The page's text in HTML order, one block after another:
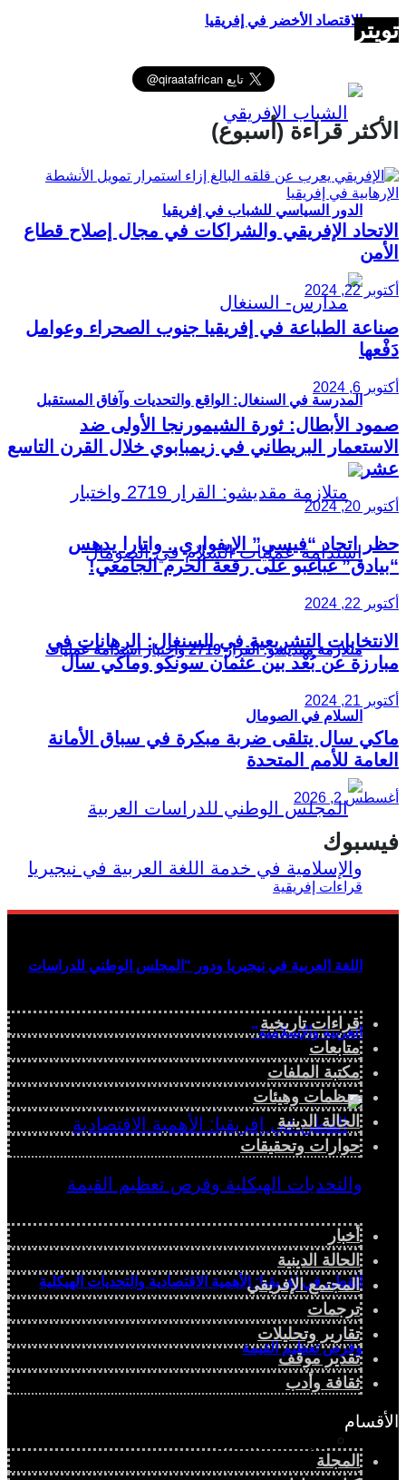
الاقتصاد الأخضر في إفريقيا
الدور السياسي للشباب في إفريقيا
المدرسة في السنغال: الواقع والتحديات وآفاق المستقبل
متلازمة مقديشو: القرار 2719 واختبار استدامة عمليات
السلام في الصومال
اللغة العربية في نيجيريا ودور “المجلس الوطني للدراسات
العربية والإسلامية”
القطن في إفريقيا: الأهمية الاقتصادية والتحديات الهيكلية
وفرص تعظيم القيمة
تويتر
الأكثر قراءة (أسبوع)
الاتحاد الإفريقي والشراكات في مجال إصلاح قطاع
الأمن
أكتوبر 22, 2024
صناعة الطباعة في إفريقيا جنوب الصحراء وعوامل
دَفْعها
أكتوبر 6, 2024
صمود الأبطال: ثورة الشيمورنجا الأولى ضد
الاستعمار البريطاني في زيمبابوي خلال القرن التاسع
عشر
أكتوبر 20, 2024
حظر اتحاد “فيسي” الإيفواري.. واتارا يدهس
“بيادق” غباغبو على رقعة الحرم الجامعي!
أكتوبر 22, 2024
الانتخابات التشريعية في السنغال: الرهانات في
مبارزة عن بُعْد بين عثمان سونكو وماكي سال
أكتوبر 21, 2024
ماكي سال يتلقى ضربة مبكرة في سباق الأمانة
العامة للأمم المتحدة
أغسطس 2, 2026
فيسبوك
قراءات تاريخية
متابعات
مكتبة الملفات
منظمات وهيئات
الحالة الدينية
حوارات وتحقيقات
أخبار
الحالة الدينية
المجتمع الإفريقي
ترجمات
تقارير وتحليلات
تقدير موقف
ثقافة وأدب
الأقسام
المجلة